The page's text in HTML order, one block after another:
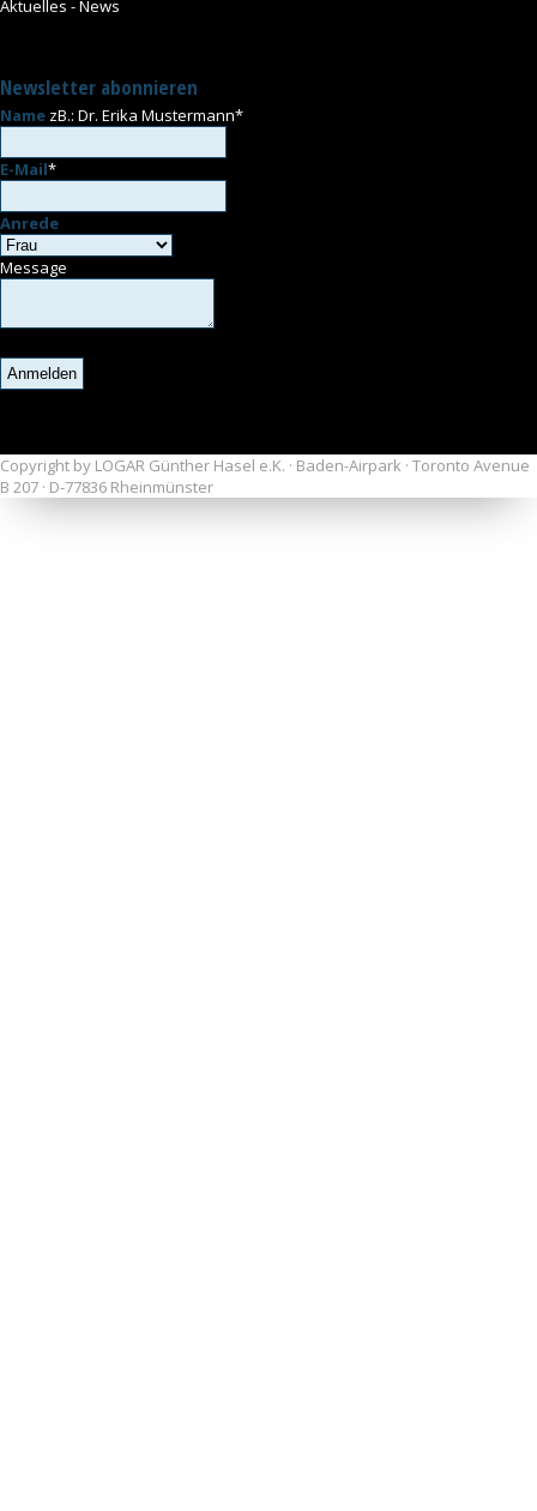
Aktuelles - News
Newsletter abonnieren
Name zB.: Dr. Erika Mustermann*
E-Mail*
Anrede
Message
Copyright by LOGAR Günther Hasel e.K. · Baden-Airpark · Toronto Avenue
B 207 · D-77836 Rheinmünster